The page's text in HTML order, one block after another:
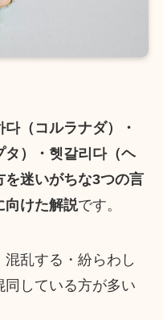
（コルラナダ）・
タ）・헷갈리다（ヘ
を迷いがちな3つの言
向けた解説です。
乱する・紛らわし
している方が多い